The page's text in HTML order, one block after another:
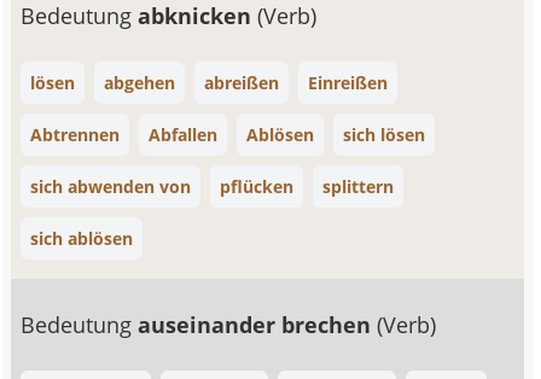
Bedeutungabknicken(Verb)
lösen abgehen abreißen Einreißen
Abtrennen Abfallen Ablösen sich lösen
sich abwenden von pflücken splittern
sich ablösen
Bedeutungauseinander brechen(Verb)